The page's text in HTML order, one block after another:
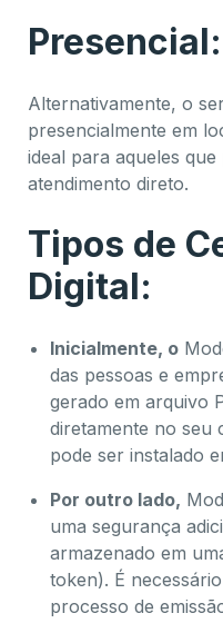
Presencial:
Alternativamente, o
presencialmente em
ideal para aqueles
atendimento direto.
Tipos de
Digital:
Inicialmente, o
das pessoas e
gerado em arquivo
diretamente no seu
pode ser instalado
Por outro lado,
uma segurança
armazenado em
token). É
processo de